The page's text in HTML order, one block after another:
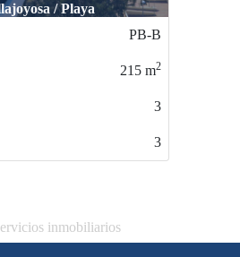
/ Cumbre del sol
PH019
182
inmobiliarios